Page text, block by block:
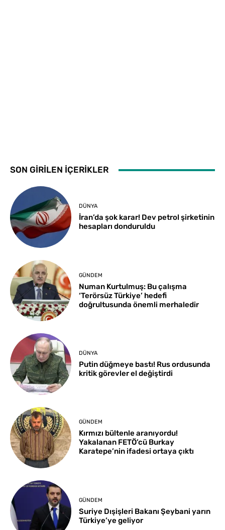
SON GİRİLEN İÇERİKLER
DÜNYA
İran’da şok karar! Dev petrol şirketinin
hesapları donduruldu
GÜNDEM
Numan Kurtulmuş: Bu çalışma
‘Terörsüz Türkiye’ hedefi
doğrultusunda önemli merhaledir
DÜNYA
Putin düğmeye bastı! Rus ordusunda
kritik görevler el değiştirdi
GÜNDEM
Kırmızı bültenle aranıyordu!
Yakalanan FETÖ’cü Burkay
Karatepe’nin ifadesi ortaya çıktı
GÜNDEM
Suriye Dışişleri Bakanı Şeybani yarın
Türkiye’ye geliyor